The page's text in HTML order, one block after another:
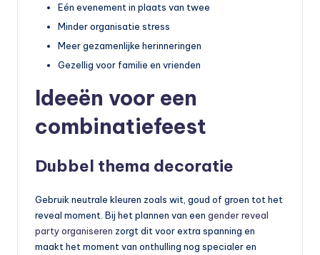
Eén evenement in plaats van twee
Minder organisatie stress
Meer gezamenlijke herinneringen
Gezellig voor familie en vrienden
Ideeën voor een
combinatiefeest
Dubbel thema decoratie
Gebruik neutrale kleuren zoals wit, goud of groen tot het
reveal moment. Bij het plannen van een gender reveal
party organiseren zorgt dit voor extra spanning en
maakt het moment van onthulling nog specialer en